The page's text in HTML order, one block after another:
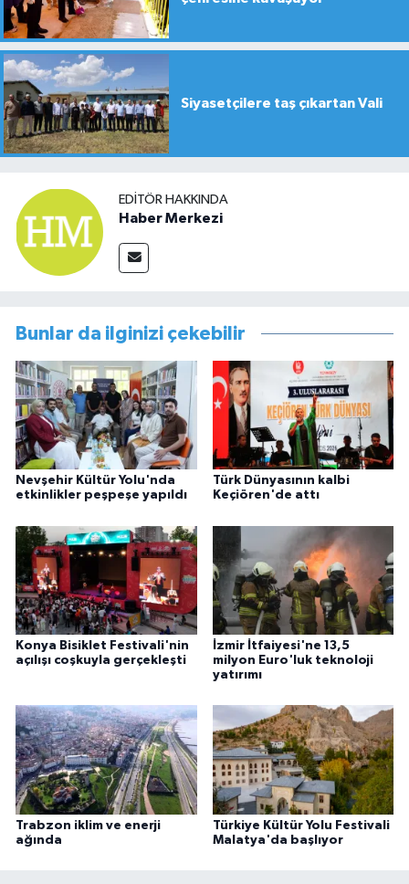
Siyasetçilere taş çıkartan Vali
EDITÖR HAKKINDA
Haber Merkezi
Bunlar da ilginizi çekebilir
Nevşehir Kültür Yolu'nda
etkinlikler peşpeşe yapıldı
Türk Dünyasının kalbi
Keçiören'de attı
Konya Bisiklet Festivali'nin
açılışı coşkuyla gerçekleşti
İzmir İtfaiyesi'ne 13,5
milyon Euro'luk teknoloji
yatırımı
Trabzon iklim ve enerji
ağında
Türkiye Kültür Yolu Festivali
Malatya'da başlıyor